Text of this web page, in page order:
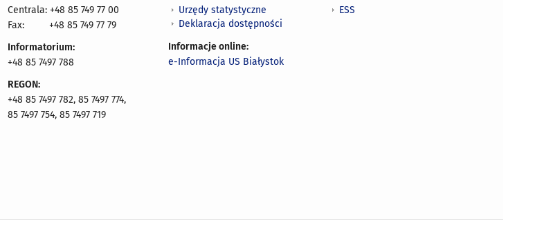
Centrala: +48 85 749 77 00
Fax:
+48 85 749 77 79
Informatorium:
+48 85 7497 788
REGON:
+48 85 7497 782, 85 7497 774,
85 7497 754, 85 7497 719
Urzędy statystyczne
Deklaracja dostępności
Informacje online:
e-Informacja US Białystok
ESS